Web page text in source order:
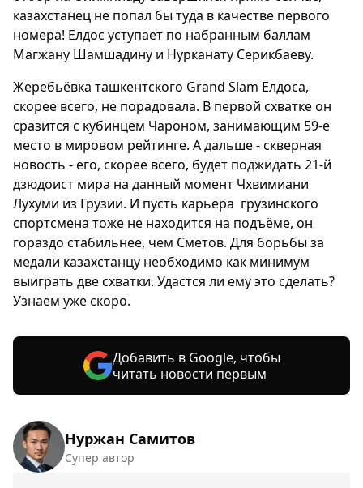
Нуржан Самитов
Супер автор
казахстанец не попал бы туда в качестве первого
номера! Елдос уступает по набранным баллам
Магжану Шамшадину и Нурканату Серикбаеву.
Жеребьёвка ташкентского Grand Slam Елдоса,
скорее всего, не порадовала. В первой схватке он
сразится с кубинцем Чароном, занимающим 59-е
место в мировом рейтинге. А дальше - скверная
новость - его, скорее всего, будет поджидать 21-й
дзюдоист мира на данный момент Чхвимиани
Лухуми из Грузии. И пусть карьера грузинского
спортсмена тоже не находится на подъёме, он
гораздо стабильнее, чем Сметов. Для борьбы за
медали казахстанцу необходимо как минимум
выиграть две схватки. Удастся ли ему это сделать?
Узнаем уже скоро.
Добавить в Google, чтобы
читать новости первым